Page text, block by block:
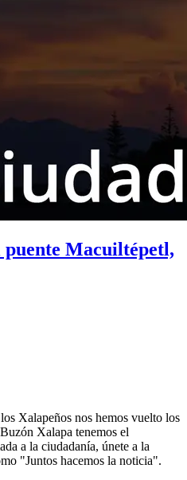
Macuiltépetl,
Xalapeños nos hemos vuelto los
Xalapa tenemos el
a la ciudadanía, únete a la
"Juntos hacemos la noticia".